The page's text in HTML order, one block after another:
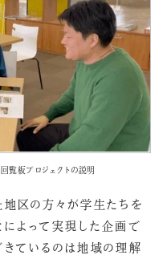
覧板プロジェクトの説明
地区の方々が学生たちを
によって実現した企画で
きているのは地域の理解